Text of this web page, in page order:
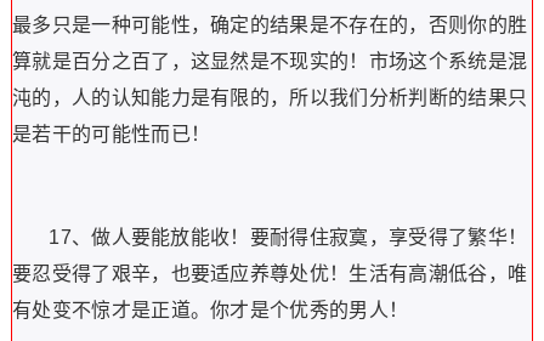
最多只是一种可能性，确定的结果是不存在的，否则你的胜
算就是百分之百了，这显然是不现实的！市场这个系统是混
沌的，人的认知能力是有限的，所以我们分析判断的结果只
是若干的可能性而已！
17、做人要能放能收！要耐得住寂寞，享受得了繁华！
要忍受得了艰辛，也要适应养尊处优！生活有高潮低谷，唯
有处变不惊才是正道。你才是个优秀的男人！